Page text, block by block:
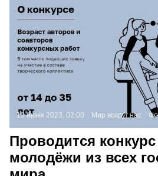
10 июня 2023, 02:00 Мир вокруг нас
Проводится
молодёжи из всех